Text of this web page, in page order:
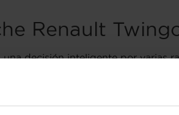
Renault
decisión inteligente por varias
económica, ya que ofrecen una